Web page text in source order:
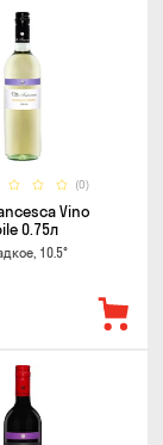
(0)
Vino
0.75л
10.5°